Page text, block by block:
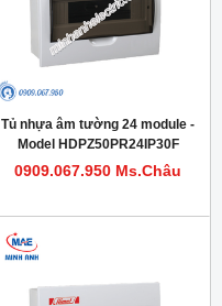
Tủ nhựa âm tường 24 module -
Model HDPZ50PR24IP30F
0909.067.950 Ms.Châu